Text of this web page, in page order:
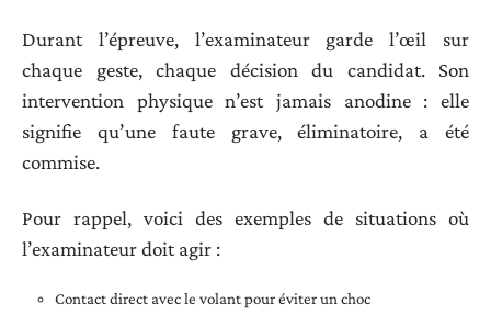
Durant l’épreuve, l’examinateur garde l’œil sur
chaque geste, chaque décision du candidat. Son
intervention physique n’est jamais anodine : elle
signifie qu’une faute grave, éliminatoire, a été
commise.
Pour rappel, voici des exemples de situations où
l’examinateur doit agir :
Contact direct avec le volant pour éviter un choc